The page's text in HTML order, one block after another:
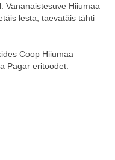
Vananaistesuve Hiiumaa
lesta, taevatäis tähti
Coop Hiiumaa
Pagar eritoodet: